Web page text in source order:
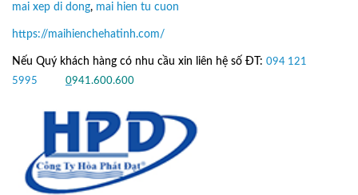
mai xep di dong, mai hien tu cuon
https://maihienchehatinh.com/
Nếu Quý khách hàng có nhu cầu xin liên hệ số ĐT: 094 121
5995
0941.600.600